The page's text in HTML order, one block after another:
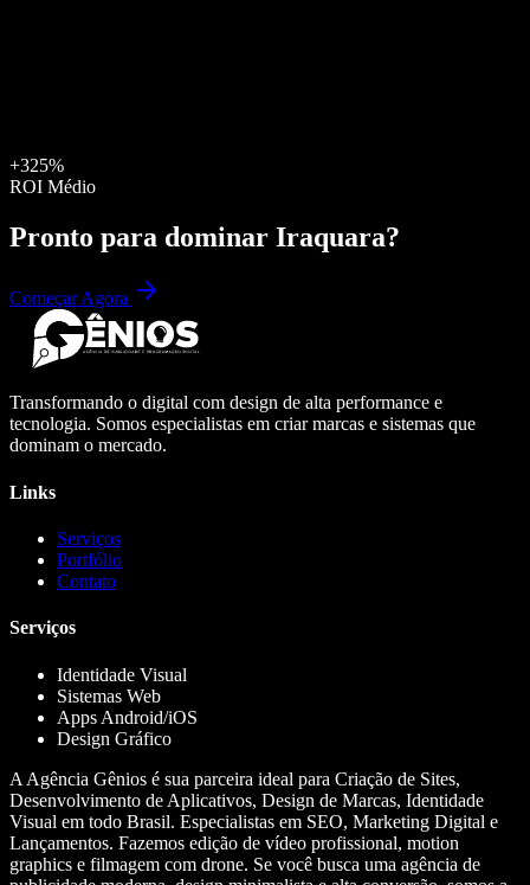
+325%
ROI Médio
Pronto para dominar Iraquara?
Começar Agora
Transformando o digital com design de alta performance e
tecnologia. Somos especialistas em criar marcas e sistemas que
dominam o mercado.
Links
Serviços
Portfólio
Contato
Serviços
Identidade Visual
Sistemas Web
Apps Android/iOS
Design Gráfico
A Agência Gênios é sua parceira ideal para Criação de Sites,
Desenvolvimento de Aplicativos, Design de Marcas, Identidade
Visual em todo Brasil. Especialistas em SEO, Marketing Digital e
Lançamentos. Fazemos edição de vídeo profissional, motion
graphics e filmagem com drone. Se você busca uma agência de